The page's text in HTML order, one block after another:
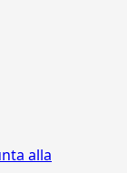
alla